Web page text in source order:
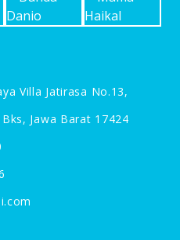
Villa Jatirasa No.13,
Jawa Barat 17424